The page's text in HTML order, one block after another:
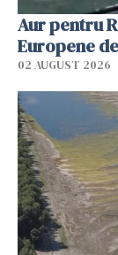
Aur pentru
Europene
02 AUGUST 2026